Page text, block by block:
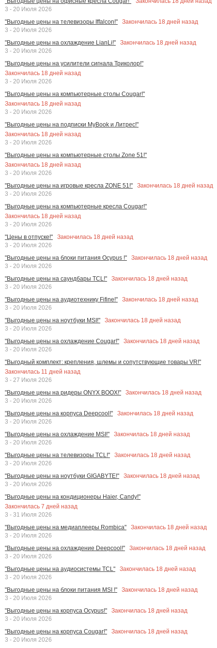
3 - 20 Июля 2026
"Выгодные цены на телевизоры Iffalcon!"
Закончилась 18 дней назад
3 - 20 Июля 2026
"Выгодные цены на охлаждение LianLi!"
Закончилась 18 дней назад
3 - 20 Июля 2026
"Выгодные цены на усилители сигнала Триколор!"
Закончилась 18 дней назад
3 - 20 Июля 2026
"Выгодные цены на компьютерные столы Cougar!"
Закончилась 18 дней назад
3 - 20 Июля 2026
"Выгодные цены на подписки MyBook и Литрес!"
Закончилась 18 дней назад
3 - 20 Июля 2026
"Выгодные цены на компьютерные столы Zone 51!"
Закончилась 18 дней назад
3 - 20 Июля 2026
"Выгодные цены на игровые кресла ZONE 51!"
Закончилась 18 дней назад
3 - 20 Июля 2026
"Выгодные цены на компьютерные кресла Cougar!"
Закончилась 18 дней назад
3 - 20 Июля 2026
"Цены в отпуске!"
Закончилась 18 дней назад
3 - 20 Июля 2026
"Выгодные цены на блоки питания Ocypus !"
Закончилась 18 дней назад
3 - 20 Июля 2026
"Выгодные цены на саундбары TCL!"
Закончилась 18 дней назад
3 - 20 Июля 2026
"Выгодные цены на аудиотехнику Fifine!"
Закончилась 18 дней назад
3 - 20 Июля 2026
"Выгодные цены на ноутбуки MSI!"
Закончилась 18 дней назад
3 - 20 Июля 2026
"Выгодные цены на охлаждение Cougar!"
Закончилась 18 дней назад
3 - 20 Июля 2026
"Выгодный комплект: крепления, шлемы и сопутствующие товары VR!"
Закончилась 11 дней назад
3 - 27 Июля 2026
"Выгодные цены на ридеры ONYX BOOX!"
Закончилась 18 дней назад
3 - 20 Июля 2026
"Выгодные цены на корпуса Deepcool!"
Закончилась 18 дней назад
3 - 20 Июля 2026
"Выгодные цены на охлаждение MSI!"
Закончилась 18 дней назад
3 - 20 Июля 2026
"Выгодные цены на телевизоры TCL!"
Закончилась 18 дней назад
3 - 20 Июля 2026
"Выгодные цены на ноутбуки GIGABYTE!"
Закончилась 18 дней назад
3 - 20 Июля 2026
"Выгодные цены на кондиционеры Haier, Candy!"
Закончилась 7 дней назад
3 - 31 Июля 2026
"Выгодные цены на медиаплееры Rombica"
Закончилась 18 дней назад
3 - 20 Июля 2026
"Выгодные цены на охлаждение Deepcool!"
Закончилась 18 дней назад
3 - 20 Июля 2026
"Выгодные цены на аудиосистемы TCL"
Закончилась 18 дней назад
3 - 20 Июля 2026
"Выгодные цены на блоки питания MSI !"
Закончилась 18 дней назад
3 - 20 Июля 2026
"Выгодные цены на корпуса Ocypus!"
Закончилась 18 дней назад
3 - 20 Июля 2026
"Выгодные цены на корпуса Cougar!"
Закончилась 18 дней назад
3 - 20 Июля 2026